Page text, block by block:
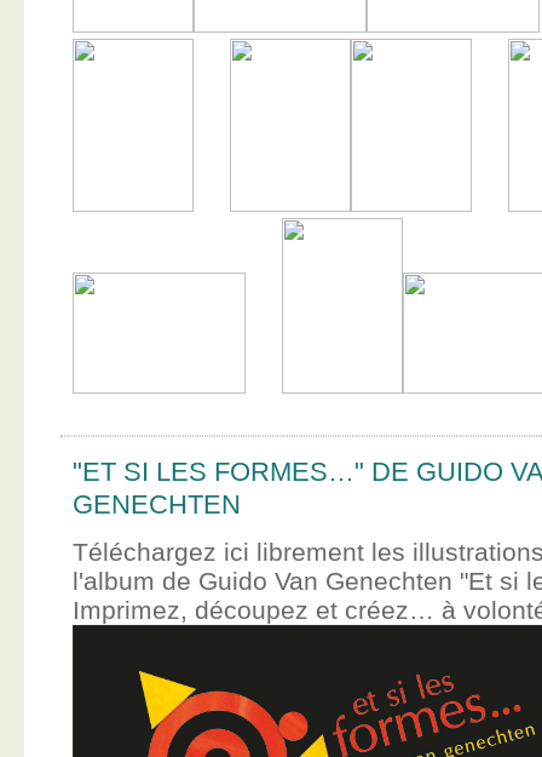
"ET SI LES FORMES…" DE GUIDO
GENECHTEN
Téléchargez ici librement les
l'album de Guido Van Genechten "Et si
Imprimez, découpez et créez… à